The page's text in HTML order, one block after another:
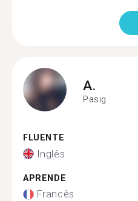
A.
Pasig
FLUENTE
Inglês
APRENDE
Francês